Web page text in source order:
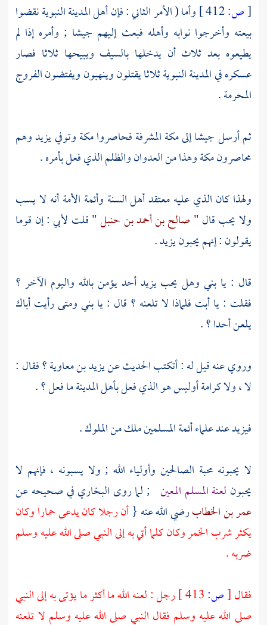
[ص: وأما ( الأمر الثاني : فإنأهلالمدينةالنبوية نقضوا
بيعته وأخرجوا نوابه وأهله فبعث إليهم جيشا ; وأمره إذا لم
يطيعوه بعد ثلاث أن يدخلها بالسيف ويبيحها ثلاثا فصار
عسكره فيالمدينةالنبوية ثلاثا يقتلون وينهبون ويفتضون الفروج
المحرمة .
ثم أرسل جيشا إلىمكةالمشرفة فحاصروامكةوتوفييزيدوهم
محاصرونمكةوهذا من العدوان والظلم الذي فعل بأمره .
ولهذا كان الذي عليه معتقدأهل السنة وأئمة الأمة أنه لا يسب
ولا يحب قال" صالح بن أحمد بن حنبل" قلت لأبي : إن قوما
يقولون : إنهم يحبونيزيد.
قال : يا بني وهل يحبيزيدأحد يؤمن بالله واليوم الآخر ؟
فقلت : يا أبت فلماذا لا تلعنه ؟ قال : يا بني ومتى رأيت أباك
يلعن أحدا ؟ .
وروي عنه قيل له : أتكتب الحديث عنيزيد بن معاوية؟ فقال :
لا ، ولا كرامة أوليس هو الذي فعلبأهلالمدينةما فعل ؟ .
فيزيدعند علماء أئمة المسلمين ملك من الملوك .
لا يحبونه محبة الصالحين وأولياء الله ; ولا يسبونه ، فإنهم لا
يحبون لعنة المسلم المعين ; لما روى البخاريفي صحيحه عن
عمر بن الخطابرضي الله عنه {أن رجلا كان يدعىحماراوكان
يكثر شرب الخمر وكان كلما أتي به إلى النبي صلى الله عليه وسلم
ضربه .
فقال[ص:
رجل : لعنه الله ما أكثر ما يؤتى به إلى النبي
صلى الله عليه وسلم فقال النبي صلى الله عليه وسلم لا تلعنه